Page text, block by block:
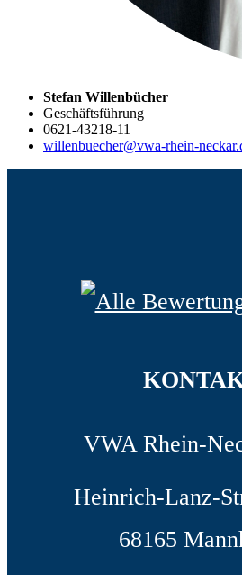
Stefan Willenbücher
Geschäftsführung
0621-43218-11
willenbuecher@vwa-rhein-
VWA Rhein-
Heinrich-Lanz-
68165